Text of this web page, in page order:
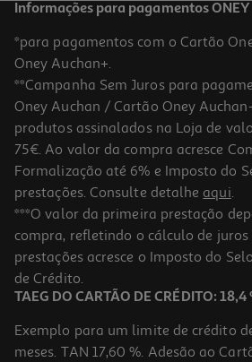
Tripé Cellularline Com Selfiestick Max
29.99 €/un
29,99 €
Informações para pagamentos ONEY
*para pagamentos com o Cartão
Oney Auchan+.
**Campanha Sem Juros para
Oney Auchan / Cartão Oney
produtos assinalados na Loja de
75€. Ao valor da compra acresce
Formalização até 6% e Imposto do
prestações. Consulte detalhe aqui.
***O valor da primeira prestação
compra, refletindo o cálculo de
prestações acresce o Imposto do
de Crédito.
TAEG DO CARTÃO DE CRÉDITO: 18,4
Exemplo para um limite de crédito
meses. TAN 17,60 %. Adesão ao